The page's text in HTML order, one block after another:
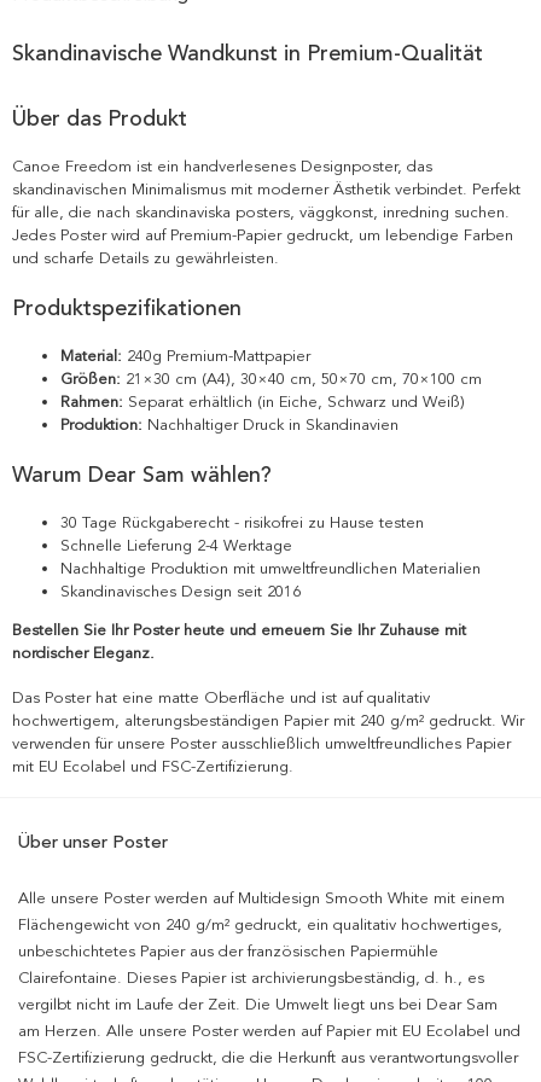
Skandinavische Wandkunst in Premium-Qualität
Über das Produkt
Canoe Freedom ist ein handverlesenes Designposter, das
skandinavischen Minimalismus mit moderner Ästhetik verbindet. Perfekt
für alle, die nach skandinaviska posters, väggkonst, inredning suchen.
Jedes Poster wird auf Premium-Papier gedruckt, um lebendige Farben
und scharfe Details zu gewährleisten.
Produktspezifikationen
Material: 240g Premium-Mattpapier
Größen: 21×30 cm (A4), 30×40 cm, 50×70 cm, 70×100 cm
Rahmen: Separat erhältlich (in Eiche, Schwarz und Weiß)
Produktion: Nachhaltiger Druck in Skandinavien
Warum Dear Sam wählen?
30 Tage Rückgaberecht - risikofrei zu Hause testen
Schnelle Lieferung 2-4 Werktage
Nachhaltige Produktion mit umweltfreundlichen Materialien
Skandinavisches Design seit 2016
Bestellen Sie Ihr Poster heute und erneuern Sie Ihr Zuhause mit
nordischer Eleganz.
Das Poster hat eine matte Oberfläche und ist auf qualitativ
hochwertigem, alterungsbeständigen Papier mit 240 g/m² gedruckt. Wir
verwenden für unsere Poster ausschließlich umweltfreundliches Papier
mit EU Ecolabel und FSC-Zertifizierung.
Über unser Poster
Alle unsere Poster werden auf Multidesign Smooth White mit einem
Flächengewicht von 240 g/m² gedruckt, ein qualitativ hochwertiges,
unbeschichtetes Papier aus der französischen Papiermühle
Clairefontaine. Dieses Papier ist archivierungsbeständig, d. h., es
vergilbt nicht im Laufe der Zeit. Die Umwelt liegt uns bei Dear Sam
am Herzen. Alle unsere Poster werden auf Papier mit EU Ecolabel und
FSC-Zertifizierung gedruckt, die die Herkunft aus verantwortungsvoller